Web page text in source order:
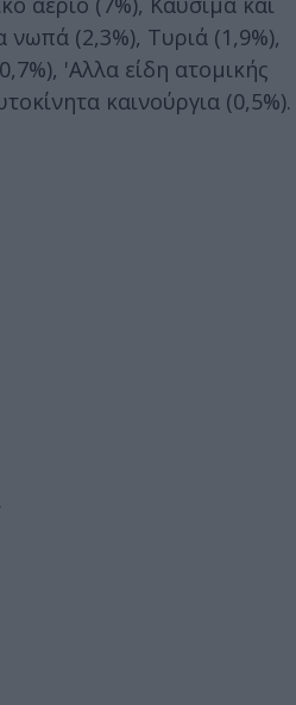
νωπά (2,3%), Τυριά (1,9%),
'Αλλα είδη ατομικής
καινούργια (0,5%).